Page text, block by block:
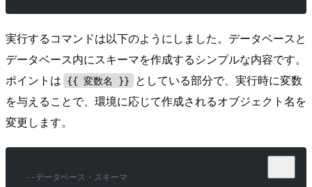
実行するコマンドは以下のようにしました。データベースと
データベース内にスキーマを作成するシンプルな内容です。
ポイントは
{{ 変数名 }}
としている部分で、実行時に変数
を与えることで、環境に応じて作成されるオブジェクト名を
変更します。
--データベース・スキーマ